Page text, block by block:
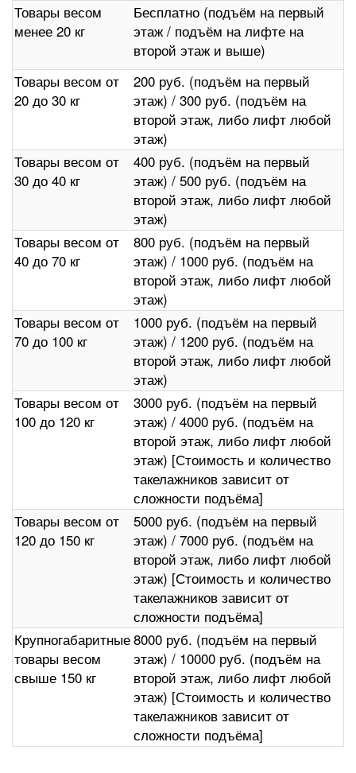
Товары весом
менее 20 кг
Бесплатно (подъём на первый
этаж / подъём на лифте на
второй этаж и выше)
Товары весом от
20 до 30 кг
200 руб. (подъём на первый
этаж) / 300 руб. (подъём на
второй этаж, либо лифт любой
этаж)
Товары весом от
30 до 40 кг
400 руб. (подъём на первый
этаж) / 500 руб. (подъём на
второй этаж, либо лифт любой
этаж)
Товары весом от
40 до 70 кг
800 руб. (подъём на первый
этаж) / 1000 руб. (подъём на
второй этаж, либо лифт любой
этаж)
Товары весом от
70 до 100 кг
1000 руб. (подъём на первый
этаж) / 1200 руб. (подъём на
второй этаж, либо лифт любой
этаж)
Товары весом от
100 до 120 кг
3000 руб. (подъём на первый
этаж) / 4000 руб. (подъём на
второй этаж, либо лифт любой
этаж) [Стоимость и количество
такелажников зависит от
сложности подъёма]
Товары весом от
120 до 150 кг
5000 руб. (подъём на первый
этаж) / 7000 руб. (подъём на
второй этаж, либо лифт любой
этаж) [Стоимость и количество
такелажников зависит от
сложности подъёма]
Крупногабаритные
товары весом
свыше 150 кг
8000 руб. (подъём на первый
этаж) / 10000 руб. (подъём на
второй этаж, либо лифт любой
этаж) [Стоимость и количество
такелажников зависит от
сложности подъёма]